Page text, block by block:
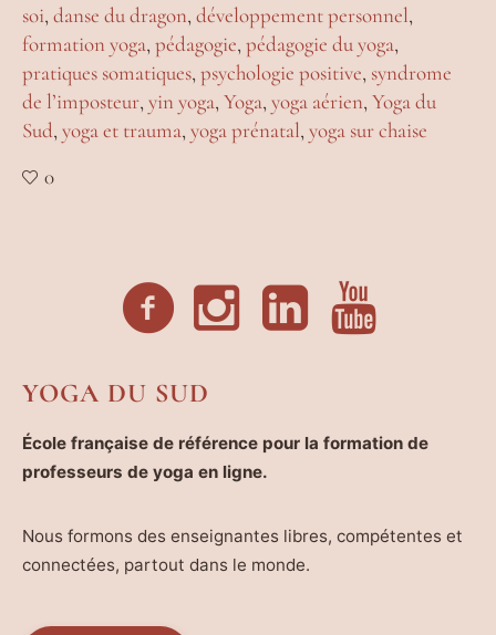
soi, danse du dragon, développement personnel,
formation yoga, pédagogie, pédagogie du yoga,
pratiques somatiques, psychologie positive, syndrome
de l’imposteur, yin yoga, Yoga, yoga aérien, Yoga du
Sud, yoga et trauma, yoga prénatal, yoga sur chaise
0
YOGA DU SUD
École française de référence pour la formation de
professeurs de yoga en ligne.
Nous formons des enseignantes libres, compétentes et
connectées, partout dans le monde.